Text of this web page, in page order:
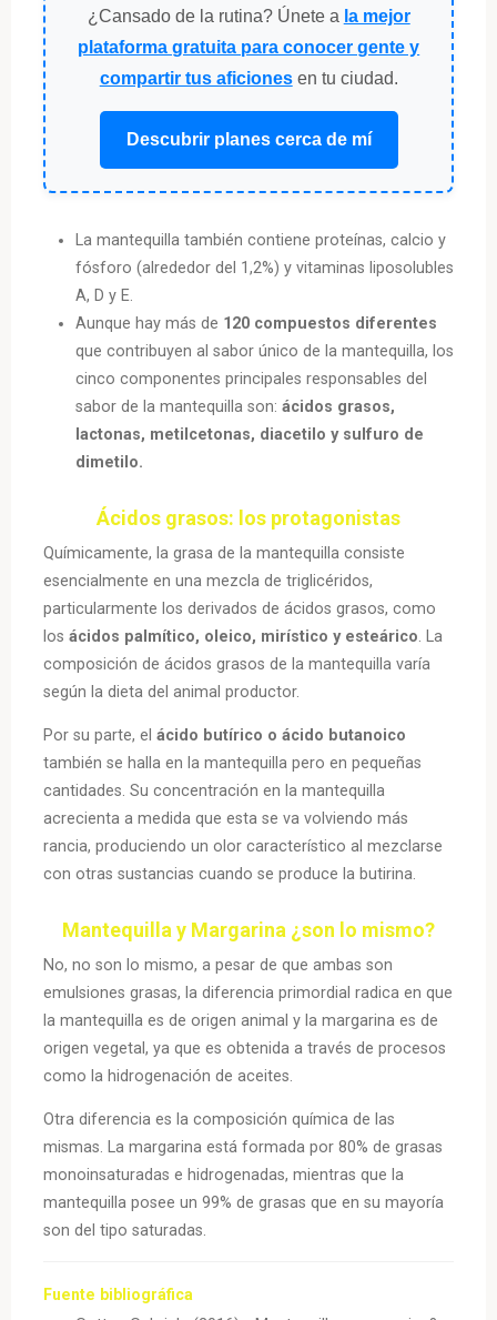
¿Cansado de la rutina? Únete a la mejor
plataforma gratuita para conocer gente y
compartir tus aficionesen tu ciudad.
Descubrir planes cerca de mí
La mantequilla también contiene proteínas, calcio y
fósforo (alrededor del 1,2%) y vitaminas liposolubles
A, D y E.
Aunque hay más de 120 compuestos diferentes
que contribuyen al sabor único de la mantequilla, los
cinco componentes principales responsables del
sabor de la mantequilla son: ácidos grasos,
lactonas, metilcetonas, diacetilo y sulfuro de
dimetilo.
Ácidos grasos: los protagonistas
Químicamente, la grasa de la mantequilla consiste
esencialmente en una mezcla de triglicéridos,
particularmente los derivados de ácidos grasos, como
los ácidos palmítico, oleico, mirístico y esteárico . La
composición de ácidos grasos de la mantequilla varía
según la dieta del animal productor.
Por su parte, el ácido butírico o ácido butanoico
también se halla en la mantequilla pero en pequeñas
cantidades. Su concentración en la mantequilla
acrecienta a medida que esta se va volviendo más
rancia, produciendo un olor característico al mezclarse
con otras sustancias cuando se produce la butirina.
Mantequilla y Margarina ¿son lo mismo?
No, no son lo mismo, a pesar de que ambas son
emulsiones grasas, la diferencia primordial radica en que
la mantequilla es de origen animal y la margarina es de
origen vegetal, ya que es obtenida a través de procesos
como la hidrogenación de aceites.
Otra diferencia es la composición química de las
mismas. La margarina está formada por 80% de grasas
monoinsaturadas e hidrogenadas, mientras que la
mantequilla posee un 99% de grasas que en su mayoría
son del tipo saturadas.
Fuente bibliográfica